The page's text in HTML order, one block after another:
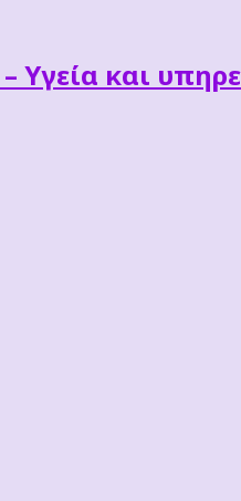
Υγεία και